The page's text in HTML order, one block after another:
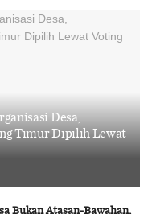
Desa,
Timur Dipilih Lewat
Bukan Atasan-Bawahan,